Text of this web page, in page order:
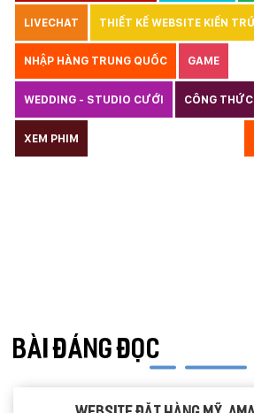
LIVECHAT THIẾT KẾ WEBSITE KIẾN
NHẬP HÀNG TRUNG QUỐC GAME
WEDDING - STUDIO CƯỚI CÔNG
XEM PHIM
BÀI ĐÁNG ĐỌC